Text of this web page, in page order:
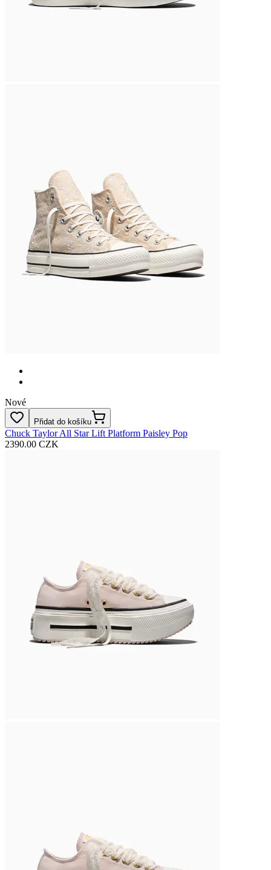
Nové
Přidat do košíku
Chuck Taylor All Star Lift Platform Paisley Pop
2390.00 CZK